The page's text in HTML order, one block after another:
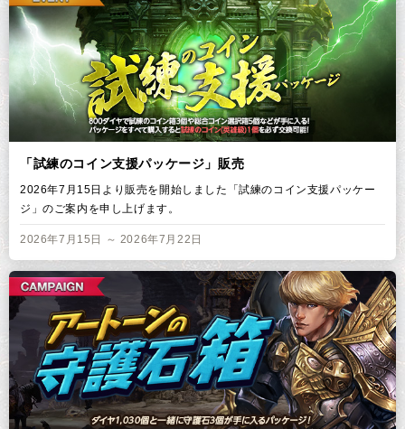
「試練のコイン支援パッケージ」販売
2026年7月15日より販売を開始しました「試練のコイン支援パッケー
ジ」のご案内を申し上げます。
2026年7月15日 ～ 2026年7月22日